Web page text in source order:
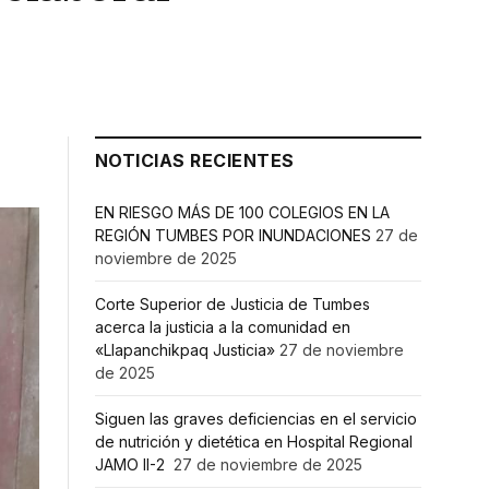
NOTICIAS RECIENTES
EN RIESGO MÁS DE 100 COLEGIOS EN LA
REGIÓN TUMBES POR INUNDACIONES 27 de
noviembre de 2025
Corte Superior de Justicia de Tumbes
acerca la justicia a la comunidad en
«Llapanchikpaq Justicia» 27 de noviembre
de 2025
Siguen las graves deficiencias en el servicio
de nutrición y dietética en Hospital Regional
JAMO II-2 27 de noviembre de 2025